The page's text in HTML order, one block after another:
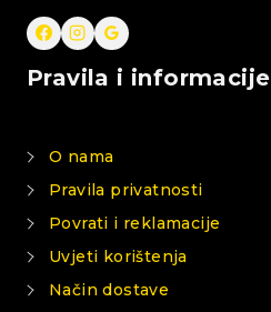
Pravila i informacije
O nama
Pravila privatnosti
Povrati i reklamacije
Uvjeti korištenja
Način dostave